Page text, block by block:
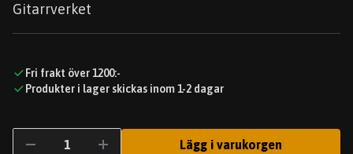
Gitarrverket
Fri frakt över 1200:-
Produkter i lager skickas inom 1-2 dagar
Lägg i varukorgen